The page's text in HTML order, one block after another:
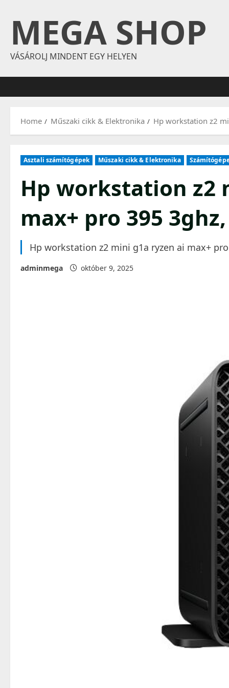
content
MEGA SHOP
VÁSÁROLJ MINDENT EGY HELYEN
Home Műszaki cikk & Elektronika Hp workstation z2
Asztali számítógépek Műszaki cikk & Elektronika
Hp workstation z2
max+ pro 395
Hp workstation z2 mini g1a ryzen ai max+
adminmega október 9, 2025